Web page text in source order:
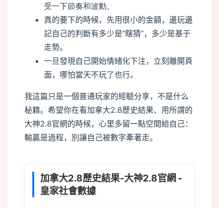
受一下節奏和波動。
真的要下的時候，先用很小的金額，邊玩邊
記自己的判斷有多少是“瞎猜”，多少是基于
走勢。
一旦發現自己開始情緒化下注，立刻離開頁
面，哪怕當天不玩了也行。
我這篇只是一個普通玩家的經驗分享，不是什么
秘籍。希望你在看加拿大2.8歷史結果、用所謂的
大神2.8官網的時候，心里多留一點空間給自己：
輸贏是過程，別讓自己被數字牽著走。
加拿大2.8歷史結果-大神2.8官網 -
皇家社會數據